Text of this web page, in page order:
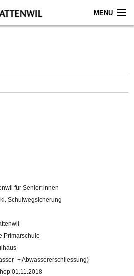
MENU
für Senior*innen
Schulwegsicherung
Primarschule
+ Abwassererschliessung)
01.11.2018